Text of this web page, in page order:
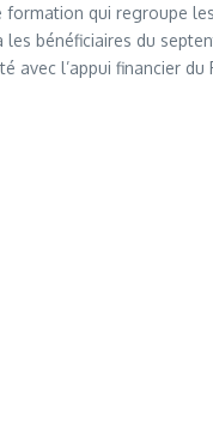
formation qui regroupe
bénéficiaires du
avec l’appui financier du